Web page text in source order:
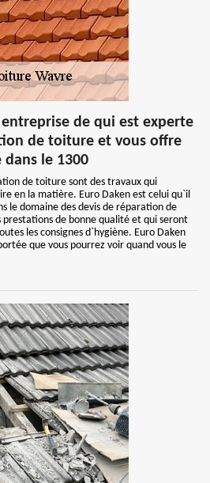
de qui est experte
de toiture et vous offre
dans le 1300
de toiture sont des travaux qui
en la matière. Euro Daken est celui qu`il
le domaine des devis de réparation de
de bonne qualité et qui seront
les consignes d`hygiène. Euro Daken
que vous pourrez voir quand vous le